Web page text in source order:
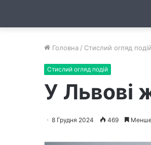
Головна / Стислий огляд подій
Стислий огляд подій
У Львові
8 Грудня 2024 469